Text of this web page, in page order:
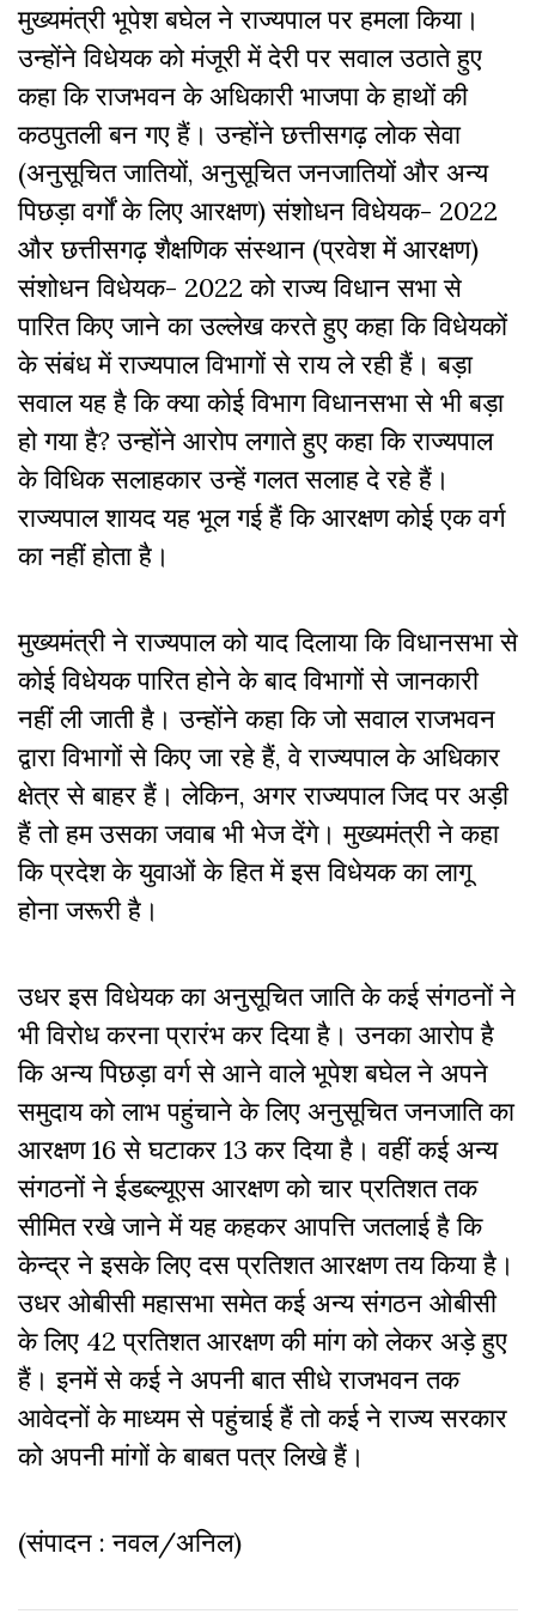
मुख्यमंत्री भूपेश बघेल ने राज्यपाल पर हमला किया।
उन्होंने विधेयक को मंजूरी में देरी पर सवाल उठाते हुए
कहा कि राजभवन के अधिकारी भाजपा के हाथों की
कठपुतली बन गए हैं। उन्होंने छत्तीसगढ़ लोक सेवा
(अनुसूचित जातियों, अनुसूचित जनजातियों और अन्य
पिछड़ा वर्गों के लिए आरक्षण) संशोधन विधेयक- 2022
और छत्तीसगढ़ शैक्षणिक संस्थान (प्रवेश में आरक्षण)
संशोधन विधेयक- 2022 को राज्य विधान सभा से
पारित किए जाने का उल्लेख करते हुए कहा कि विधेयकों
के संबंध में राज्यपाल विभागों से राय ले रही हैं। बड़ा
सवाल यह है कि क्या कोई विभाग विधानसभा से भी बड़ा
हो गया है? उन्होंने आरोप लगाते हुए कहा कि राज्यपाल
के विधिक सलाहकार उन्हें गलत सलाह दे रहे हैं।
राज्यपाल शायद यह भूल गई हैं कि आरक्षण कोई एक वर्ग
का नहीं होता है।
मुख्यमंत्री ने राज्यपाल को याद दिलाया कि विधानसभा से
कोई विधेयक पारित होने के बाद विभागों से जानकारी
नहीं ली जाती है। उन्होंने कहा कि जो सवाल राजभवन
द्वारा विभागों से किए जा रहे हैं, वे राज्यपाल के अधिकार
क्षेत्र से बाहर हैं। लेकिन, अगर राज्यपाल जिद पर अड़ी
हैं तो हम उसका जवाब भी भेज देंगे। मुख्यमंत्री ने कहा
कि प्रदेश के युवाओं के हित में इस विधेयक का लागू
होना जरूरी है।
उधर इस विधेयक का अनुसूचित जाति के कई संगठनों ने
भी विरोध करना प्रारंभ कर दिया है। उनका आरोप है
कि अन्य पिछड़ा वर्ग से आने वाले भूपेश बघेल ने अपने
समुदाय को लाभ पहुंचाने के लिए अनुसूचित जनजाति का
आरक्षण 16 से घटाकर 13 कर दिया है। वहीं कई अन्य
संगठनों ने ईडब्ल्यूएस आरक्षण को चार प्रतिशत तक
सीमित रखे जाने में यह कहकर आपत्ति जतलाई है कि
केन्द्र ने इसके लिए दस प्रतिशत आरक्षण तय किया है।
उधर ओबीसी महासभा समेत कई अन्य संगठन ओबीसी
के लिए 42 प्रतिशत आरक्षण की मांग को लेकर अड़े हुए
हैं। इनमें से कई ने अपनी बात सीधे राजभवन तक
आवेदनों के माध्यम से पहुंचाई हैं तो कई ने राज्य सरकार
को अपनी मांगों के बाबत पत्र लिखे हैं।
(संपादन : नवल/अनिल)